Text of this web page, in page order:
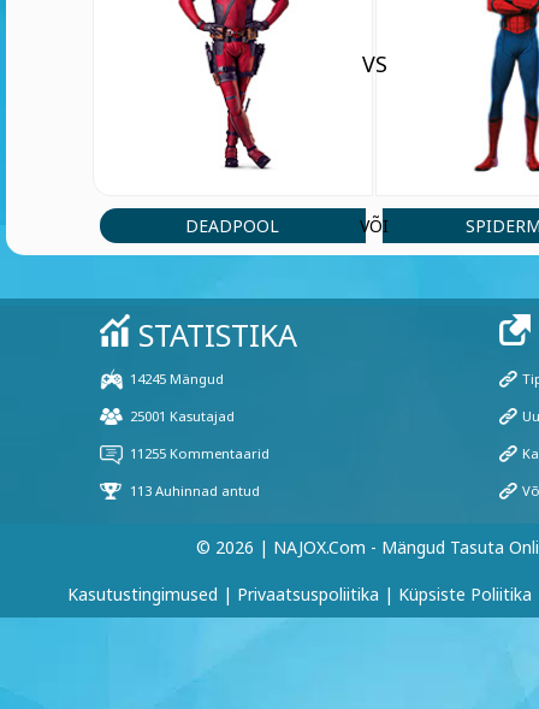
DEADPOOL
VS
VÕI
© 2026 | NAJOX.com - Mängud Tasuta
Kasutustingimused | Privaatsuspoliitika | Küpsiste Poliitika